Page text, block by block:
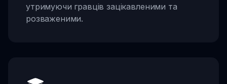
утримуючи гравців зацікавленими та
розваженими.